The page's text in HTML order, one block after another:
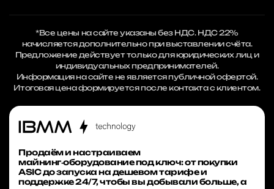
*Все цены на сайте указаны без НДС. НДС 22%
начисляется дополнительно при выставлении счёта.
Предложение действует только для юридических лиц и
индивидуальных предпринимателей.
Информация на сайте не является публичной офертой.
Итоговая цена формируется после контакта с клиентом.
Продаём и настраиваем
майнинг‑оборудование под ключ: от покупки
ASIC до запуска на дешевом тарифе и
поддержке 24/7, чтобы вы добывали больше, а